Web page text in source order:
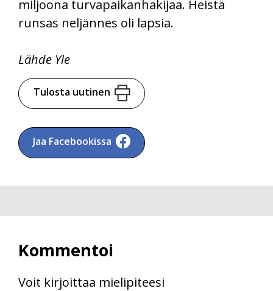
miljoona turvapaikanhakijaa. Heistä
runsas neljännes oli lapsia.
Lähde Yle
Tulosta uutinen
Jaa Facebookissa
Kommentoi
Voit kirjoittaa mielipiteesi